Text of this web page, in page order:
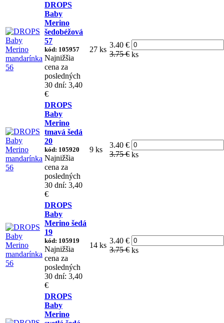
DROPS
Baby
Merino
šedobéžová
57
kód: 105957
Najnižšia
cena za
posledných
30 dní: 3,40
€
27 ks
3.40 €
3.75 € ks
DROPS
Baby
Merino
tmavá šedá
20
kód: 105920
Najnižšia
cena za
posledných
30 dní: 3,40
€
9 ks
3.40 €
3.75 € ks
DROPS
Baby
Merino šedá
19
kód: 105919
Najnižšia
cena za
posledných
30 dní: 3,40
€
14 ks
3.40 €
3.75 € ks
DROPS
Baby
Merino